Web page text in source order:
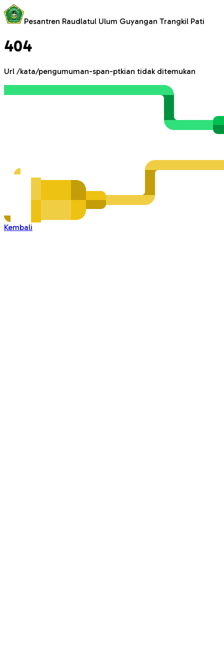
Pesantren Raudlatul Ulum Guyangan Trangkil Pati
404
Url /kata/pengumuman-span-ptkian tidak ditemukan
Kembali